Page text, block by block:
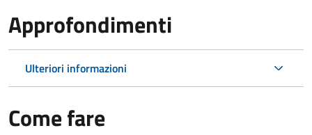
Approfondimenti
Ulteriori informazioni
Come fare